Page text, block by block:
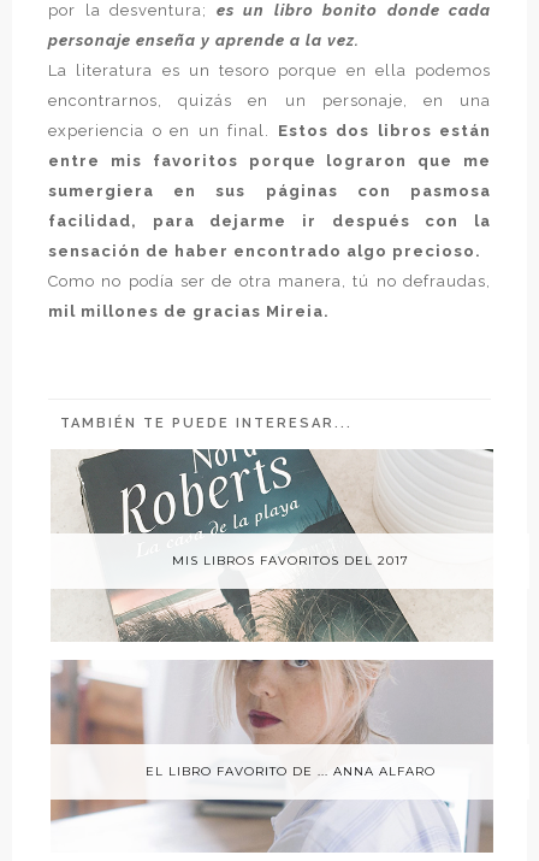
por la desventura; es un libro bonito donde cada
personaje enseña y aprende a la vez.
La literatura es un tesoro porque en ella podemos
encontrarnos, quizás en un personaje, en una
experiencia o en un final. Estos dos libros están
entre mis favoritos porque lograron que me
sumergiera en sus páginas con pasmosa
facilidad, para dejarme ir después con la
sensación de haber encontrado algo precioso.
Como no podía ser de otra manera, tú no defraudas,
mil millones de gracias Mireia.
TAMBIÉN TE PUEDE INTERESAR...
MIS LIBROS FAVORITOS DEL 2017
EL LIBRO FAVORITO DE ... ANNA ALFARO